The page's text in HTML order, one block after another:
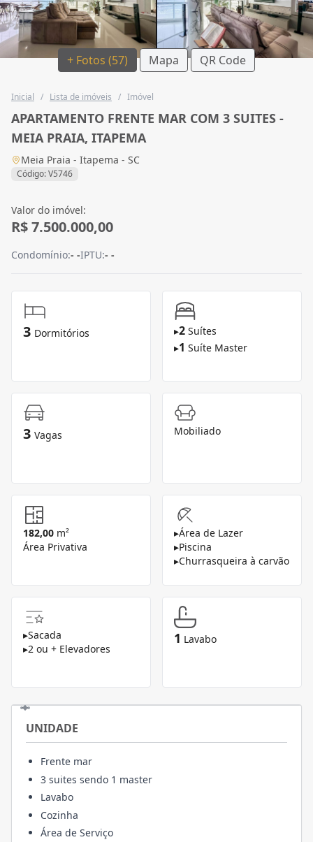
+ Fotos (57) Mapa QR Code
Inicial / Lista de imóveis / Imóvel
APARTAMENTO FRENTE MAR COM 3 SUITES -
MEIA PRAIA, ITAPEMA
Meia Praia - Itapema - SC
Código: V5746
Valor do imóvel:
R$ 7.500.000,00
Condomínio:- -IPTU:- -
3 Dormitórios ▸2 Suítes
▸1 Suíte Master
3 Vagas Mobiliado
182,00 m²
Área Privativa
▸Área de Lazer
▸Piscina
▸Churrasqueira à carvão
▸Sacada
▸2 ou + Elevadores
1 Lavabo
UNIDADE
Frente mar
3 suites sendo 1 master
Lavabo
Cozinha
Área de Serviço